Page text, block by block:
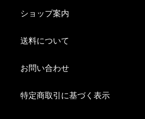
ショップ案内
送料について
お問い合わせ
特定商取引に基づく表示